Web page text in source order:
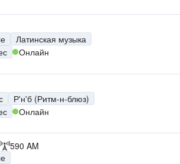
Латинская музыка
Онлайн
Р'н'б (Ритм-н-блюз)
Онлайн
590 AM